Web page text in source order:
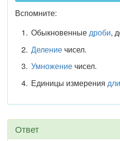
Вспомните:
Обыкновенныедроби,
Делениечисел.
Умножениечисел.
Единицы измерения
Ответ